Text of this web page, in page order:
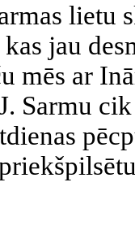
lietu
jau
mēs ar
Sarmu